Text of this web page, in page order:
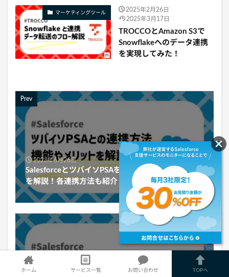
マーケティングツール
2025年2月26日
2025年3月17日
TROCCOとAmazon S3で
Snowflakeへのデータ連携
を実現してみた！
Prev
2023年6月26日
SalesforceとツバイソPSAを連携させてできること
を解説！各連携方法も紹介します
Next
ホーム サービス一覧 お問い合わせ TOPへ